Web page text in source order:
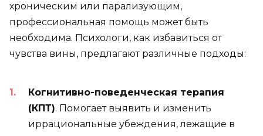
хроническим или парализующим,
профессиональная помощь может быть
необходима. Психологи, как избавиться от
чувства вины, предлагают различные подходы:
Когнитивно-поведенческая терапия
(КПТ). Помогает выявить и изменить
иррациональные убеждения, лежащие в